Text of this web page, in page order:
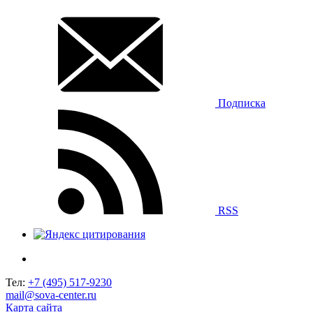
Подписка
RSS
Тел: +7 (495) 517-9230
mail@sova-center.ru
Карта сайта